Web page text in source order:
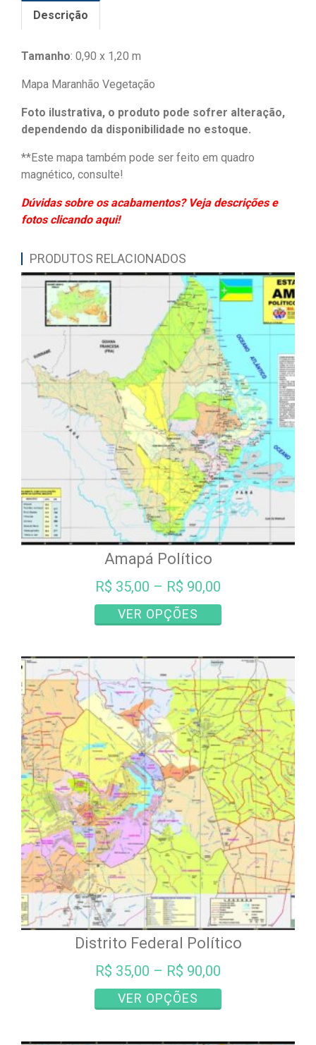
Descrição
Tamanho: 0,90 x 1,20 m
Mapa Maranhão Vegetação
Foto ilustrativa, o produto pode sofrer alteração,
dependendo da disponibilidade no estoque.
**Este mapa também pode ser feito em quadro
magnético, consulte!
Dúvidas sobre os acabamentos? Veja descrições e
fotos clicando aqui!
PRODUTOS RELACIONADOS
Amapá Político
R$ 35,00 – R$ 90,00
VER OPÇÕES
produto
várias
variantes.
As
opções
podem
ser
escolhidas
na
página
do
produto
Distrito Federal Político
R$ 35,00 – R$ 90,00
VER OPÇÕES
produto